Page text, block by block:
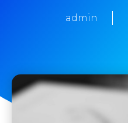
admin